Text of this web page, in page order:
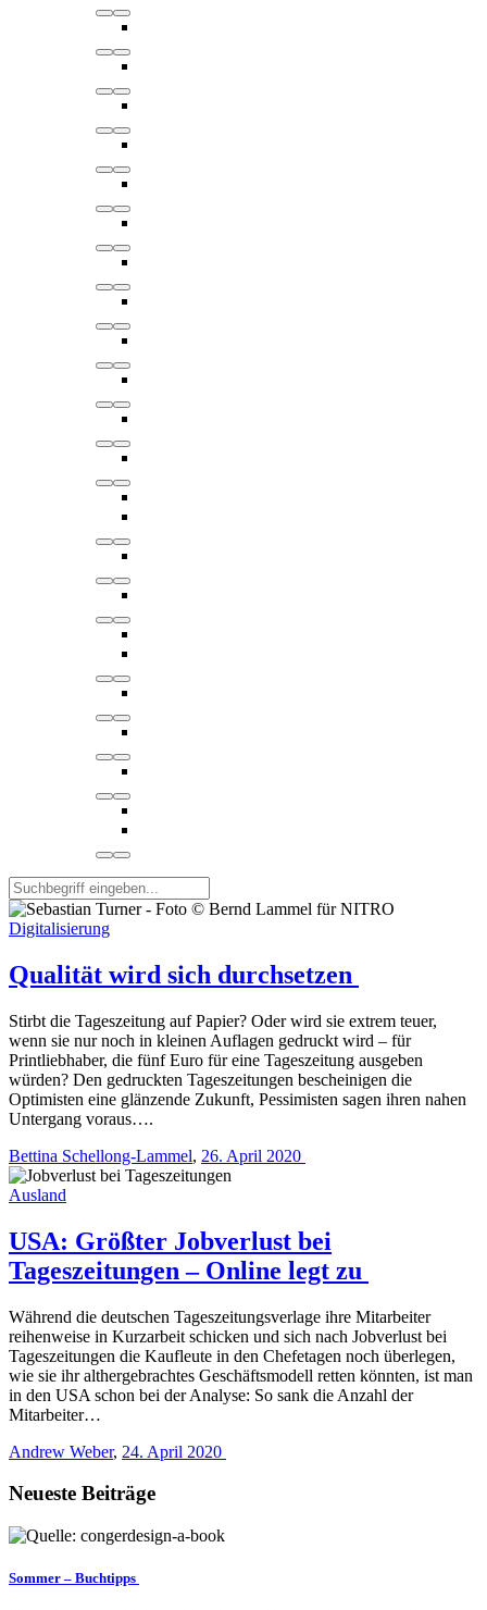
Digitalisierung
Qualität wird sich durchsetzen
Stirbt die Tageszeitung auf Papier? Oder wird sie extrem teuer,
wenn sie nur noch in kleinen Auflagen gedruckt wird – für
Printliebhaber, die fünf Euro für eine Tageszeitung ausgeben
würden? Den gedruckten Tageszeitungen bescheinigen die
Optimisten eine glänzende Zukunft, Pessimisten sagen ihren nahen
Untergang voraus….
Bettina Schellong-Lammel, 26. April 2020
Ausland
USA: Größter Jobverlust bei
Tageszeitungen – Online legt zu
Während die deutschen Tageszeitungsverlage ihre Mitarbeiter
reihenweise in Kurzarbeit schicken und sich nach Jobverlust bei
Tageszeitungen die Kaufleute in den Chefetagen noch überlegen,
wie sie ihr althergebrachtes Geschäftsmodell retten könnten, ist man
in den USA schon bei der Analyse: So sank die Anzahl der
Mitarbeiter…
Andrew Weber, 24. April 2020
Neueste Beiträge
Sommer – Buchtipps